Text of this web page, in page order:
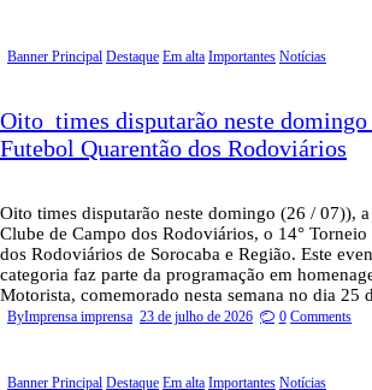
Banner Principal Destaque Em alta Importantes Notícias
Oito times disputarão neste domingo
Futebol Quarentão dos Rodoviários
Oito times disputarão neste domingo (26 / 07)),
Clube de Campo dos Rodoviários, o 14° Torneio
dos Rodoviários de Sorocaba e Região. Este
categoria faz parte da programação em
Motorista, comemorado nesta semana no dia
ByImprensa imprensa 23 de julho de 2026 0 Comments
Banner Principal Destaque Em alta Importantes Notícias